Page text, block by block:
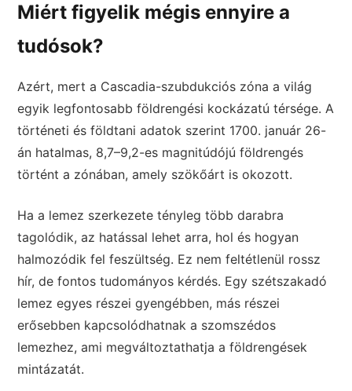
Miért figyelik mégis ennyire a
tudósok?
Azért, mert a Cascadia-szubdukciós zóna a világ
egyik legfontosabb földrengési kockázatú térsége. A
történeti és földtani adatok szerint 1700. január 26-
án hatalmas, 8,7–9,2-es magnitúdójú földrengés
történt a zónában, amely szökőárt is okozott.
Ha a lemez szerkezete tényleg több darabra
tagolódik, az hatással lehet arra, hol és hogyan
halmozódik fel feszültség. Ez nem feltétlenül rossz
hír, de fontos tudományos kérdés. Egy szétszakadó
lemez egyes részei gyengébben, más részei
erősebben kapcsolódhatnak a szomszédos
lemezhez, ami megváltoztathatja a földrengések
mintázatát.